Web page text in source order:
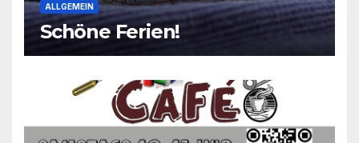
ALLGEMEIN
Schöne Ferien!